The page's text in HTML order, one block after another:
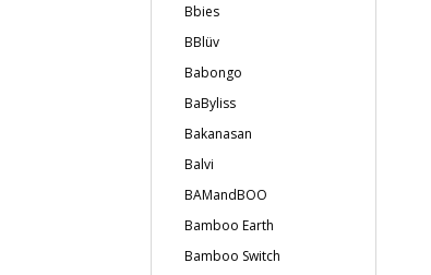
Bbies
BBlüv
Babongo
BaByliss
Bakanasan
Balvi
BAMandBOO
Bamboo Earth
Bamboo Switch